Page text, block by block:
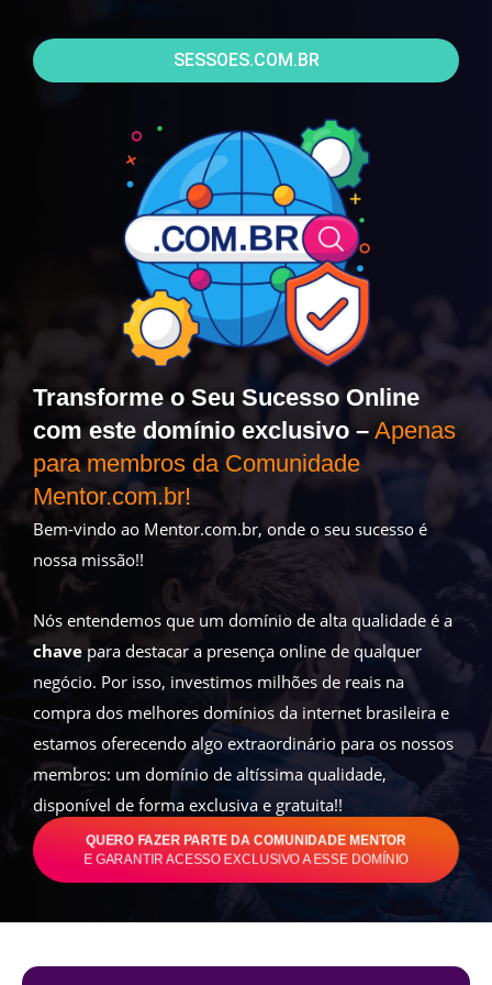
SESSOES.COM.BR
Transforme o Seu Sucesso Online
com este domínio exclusivo – Apenas
para membros da Comunidade
Mentor.com.br!
Bem-vindo ao Mentor.com.br, onde o seu sucesso é
nossa missão!!
Nós entendemos que um domínio de alta qualidade é a
chavepara destacar a presença online de qualquer
negócio. Por isso, investimos milhões de reais na
compra dos melhores domínios da internet brasileira e
estamos oferecendo algo extraordinário para os nossos
membros: um domínio de altíssima qualidade,
disponível de forma exclusiva e gratuita!!
QUERO FAZER PARTE DA COMUNIDADE MENTOR
E GARANTIR ACESSO EXCLUSIVO A ESSE DOMÍNIO